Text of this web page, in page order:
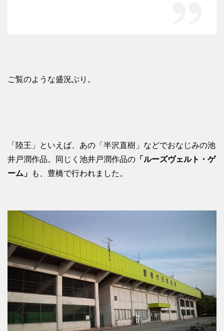
ご覧のような盛況ぶり。
「陸王」といえば、あの「半沢直樹」などでおなじみの池
井戸潤作品。同じく池井戸潤作品の 「ルーズヴェルト・ゲ
ーム」
も、豊橋で行われました。